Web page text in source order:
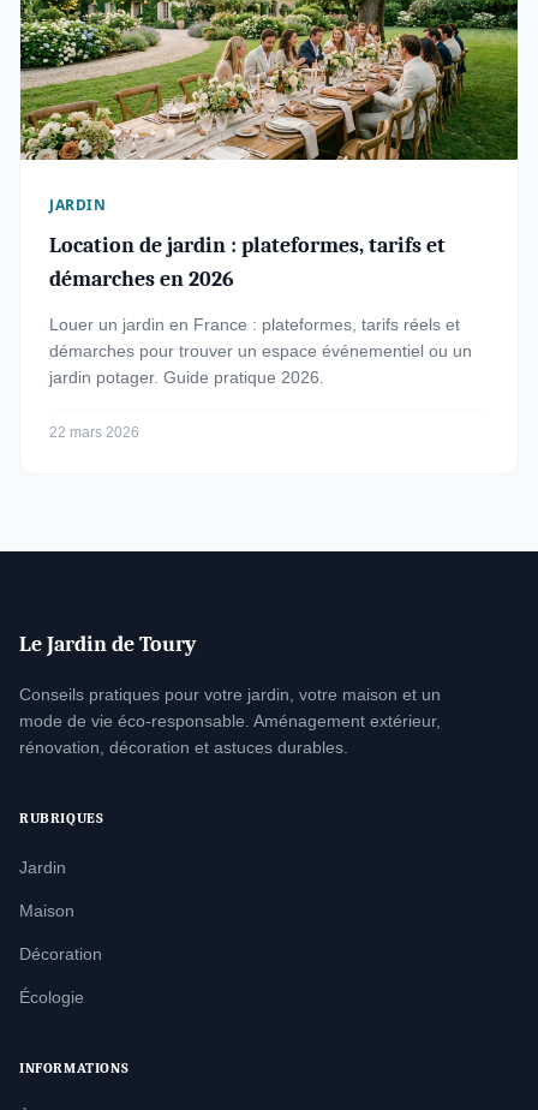
JARDIN
Location de jardin : plateformes, tarifs et
démarches en 2026
Louer un jardin en France : plateformes, tarifs réels et
démarches pour trouver un espace événementiel ou un
jardin potager. Guide pratique 2026.
22 mars 2026
Le Jardin de Toury
Conseils pratiques pour votre jardin, votre maison et un
mode de vie éco-responsable. Aménagement extérieur,
rénovation, décoration et astuces durables.
RUBRIQUES
Jardin
Maison
Décoration
Écologie
INFORMATIONS